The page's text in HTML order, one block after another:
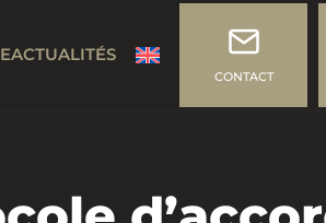
ACTUALITÉS
CONTACT